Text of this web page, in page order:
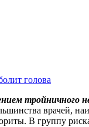
голова
тройничного
врачей,
В группу